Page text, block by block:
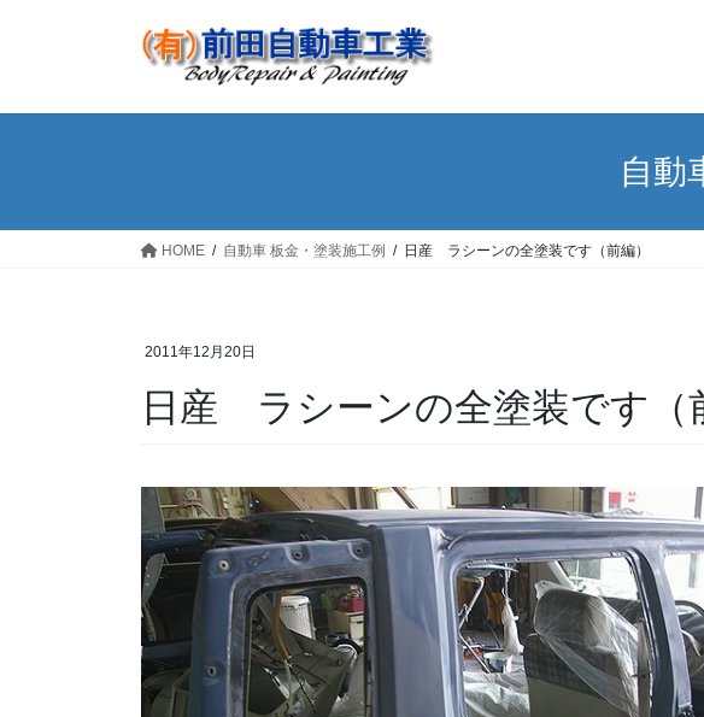
自動
HOME 自動車 板金・塗装施工例 日産 ラシーンの全塗装です（前編）
2011年12月20日
日産 ラシーンの全塗装です（